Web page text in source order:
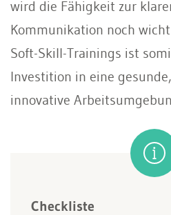
wird die Fähigkeit zur
Kommunikation noch
Soft-Skill-Trainings ist
Investition in eine
innovative
Checkliste